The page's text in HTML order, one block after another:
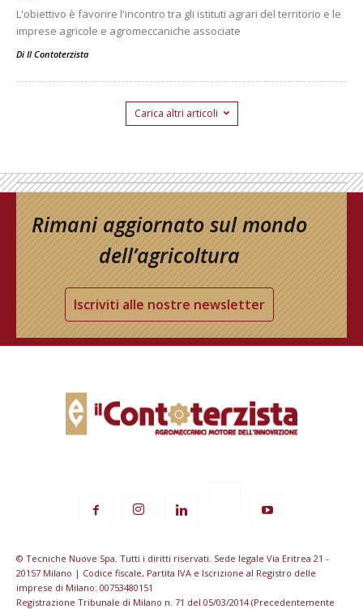
L'obiettivo è favorire l'incontro tra gli istituti agrari del territorio e le
imprese agricole e agromeccaniche associate
Di Il Contoterzista
Carica altri articoli
Rimani aggiornato sul mondo
dell’agricoltura
Iscriviti alle nostre newsletter
© Tecniche Nuove Spa. Tutti i diritti riservati. Sede legale Via Eritrea 21 -
20157 Milano | Codice fiscale, Partita IVA e Iscrizione al Registro delle
imprese di Milano: 00753480151
Registrazione Tribunale di Milano n. 71 del 05/03/2014 (Precedentemente